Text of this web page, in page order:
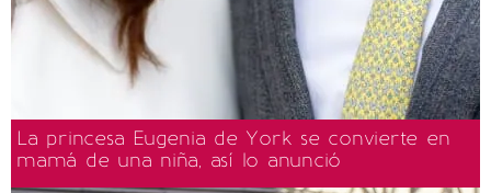
La princesa Eugenia de York se convierte en
mamá de una niña, así lo anunció